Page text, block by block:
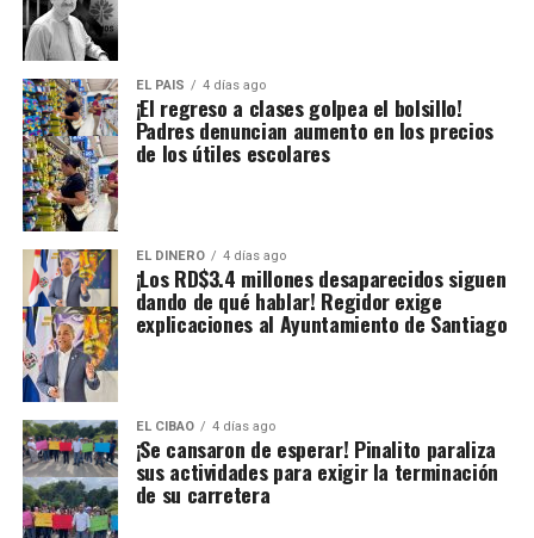
EL PAIS 4 días ago
¡El regreso a clases golpea el bolsillo!
Padres denuncian aumento en los precios
de los útiles escolares
EL DINERO 4 días ago
¡Los RD$3.4 millones desaparecidos siguen
dando de qué hablar! Regidor exige
explicaciones al Ayuntamiento de Santiago
EL CIBAO 4 días ago
¡Se cansaron de esperar! Pinalito paraliza
sus actividades para exigir la terminación
de su carretera